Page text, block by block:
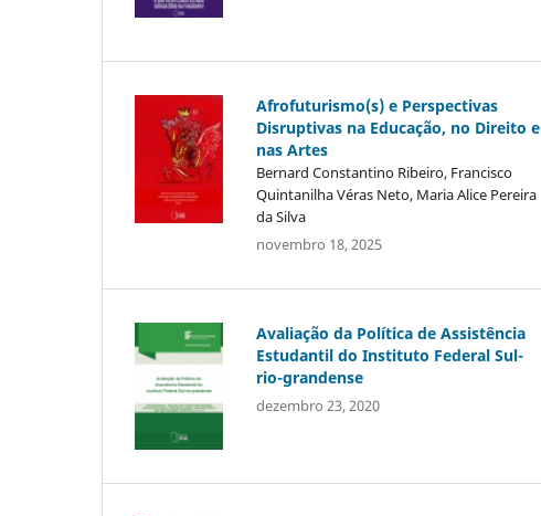
Afrofuturismo(s) e Perspectivas
Disruptivas na Educação, no Direito e
nas Artes
Bernard Constantino Ribeiro, Francisco
Quintanilha Véras Neto, Maria Alice Pereira
da Silva
novembro 18, 2025
Avaliação da Política de Assistência
Estudantil do Instituto Federal Sul-
rio-grandense
dezembro 23, 2020